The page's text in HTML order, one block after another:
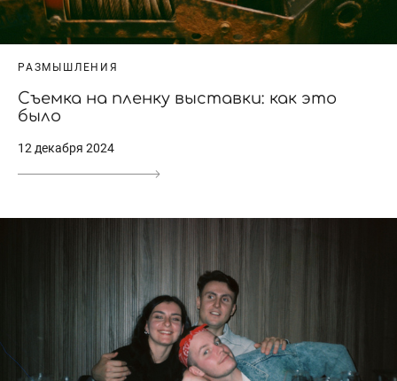
РАЗМЫШЛЕНИЯ
Съемка на пленку выставки: как это
было
12 декабря 2024